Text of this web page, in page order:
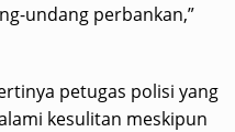
undang perbankan,”
petugas polisi yang
kesulitan meskipun